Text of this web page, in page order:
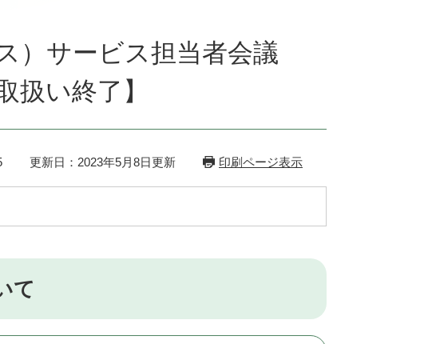
）サービス担当者会議
扱い終了】
更新日：2023年5月8日更新 印刷ページ表示
て